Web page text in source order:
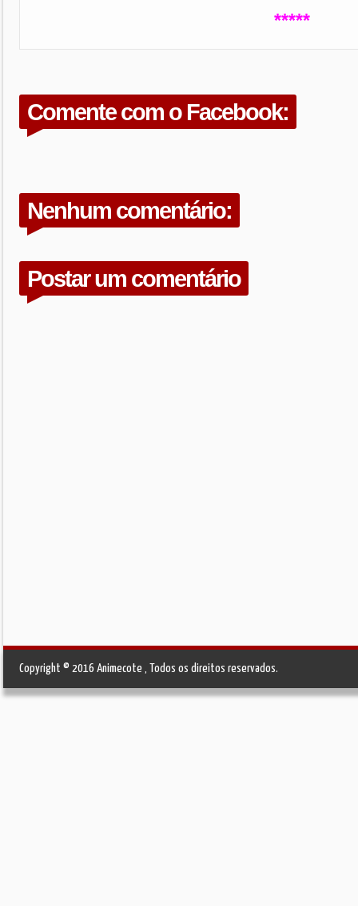
*****
Comente com o Facebook:
Nenhum comentário:
Postar um comentário
Copyright © 2016 Animecote , Todos os direitos reservados.